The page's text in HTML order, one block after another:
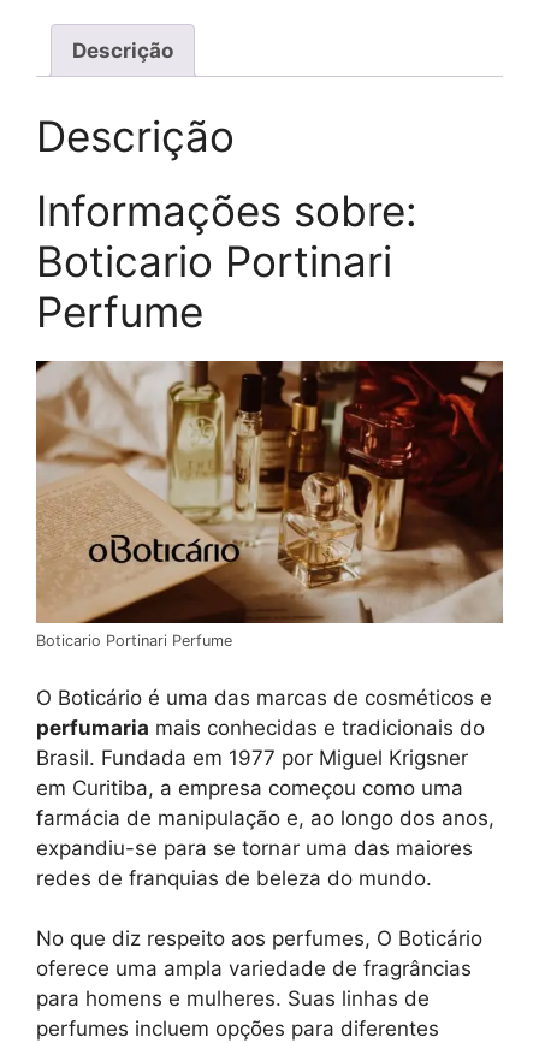
Descrição
Descrição
Informações sobre:
Boticario Portinari
Perfume
Boticario Portinari Perfume
O Boticário é uma das marcas de cosméticos e
perfumaria mais conhecidas e tradicionais do
Brasil. Fundada em 1977 por Miguel Krigsner
em Curitiba, a empresa começou como uma
farmácia de manipulação e, ao longo dos anos,
expandiu-se para se tornar uma das maiores
redes de franquias de beleza do mundo.
No que diz respeito aos perfumes, O Boticário
oferece uma ampla variedade de fragrâncias
para homens e mulheres. Suas linhas de
perfumes incluem opções para diferentes